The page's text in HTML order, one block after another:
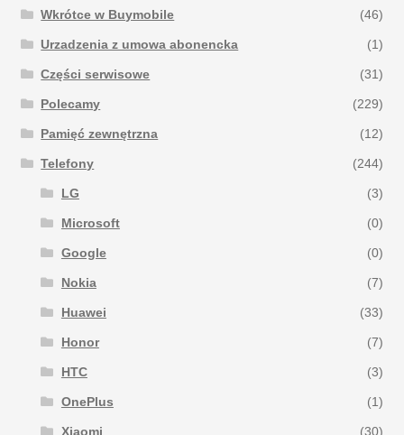
Wkrótce w Buymobile (46)
Urzadzenia z umowa abonencka (1)
Części serwisowe (31)
Polecamy (229)
Pamięć zewnętrzna (12)
Telefony (244)
LG (3)
Microsoft (0)
Google (0)
Nokia (7)
Huawei (33)
Honor (7)
HTC (3)
OnePlus (1)
Xiaomi (30)